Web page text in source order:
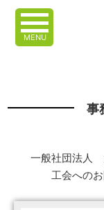
MENU
事
一般社団法人
工会への